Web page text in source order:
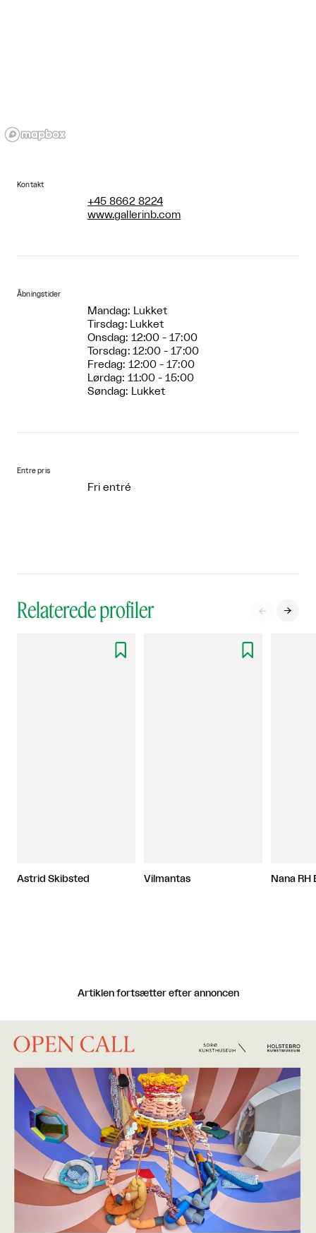
Kontakt
+45 8662 8224
www.gallerinb.com
Åbningstider
Mandag: Lukket
Tirsdag: Lukket
Onsdag: 12:00 - 17:00
Torsdag: 12:00 - 17:00
Fredag: 12:00 - 17:00
Lørdag: 11:00 - 15:00
Søndag: Lukket
Entre pris
Fri entré
Relaterede profiler  

Astrid Skibsted

Vilmantas Nana RH
Artiklen fortsætter efter annoncen